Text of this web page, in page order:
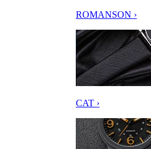
ROMANSON ›
CAT ›